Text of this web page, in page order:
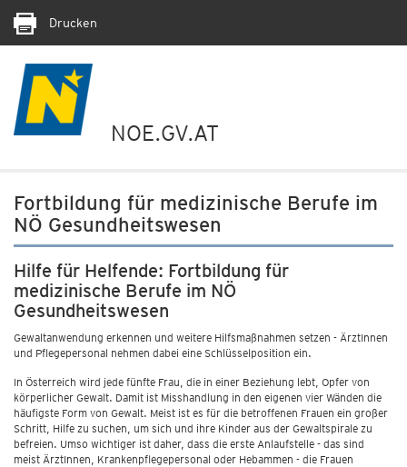
Drucken
NOE.GV.AT
Fortbildung für medizinische Berufe im
NÖ Gesundheitswesen
Hilfe für Helfende: Fortbildung für
medizinische Berufe im NÖ
Gesundheitswesen
Gewaltanwendung erkennen und weitere Hilfsmaßnahmen setzen - ÄrztInnen
und Pflegepersonal nehmen dabei eine Schlüsselposition ein.
In Österreich wird jede fünfte Frau, die in einer Beziehung lebt, Opfer von
körperlicher Gewalt. Damit ist Misshandlung in den eigenen vier Wänden die
häufigste Form von Gewalt. Meist ist es für die betroffenen Frauen ein großer
Schritt, Hilfe zu suchen, um sich und ihre Kinder aus der Gewaltspirale zu
befreien. Umso wichtiger ist daher, dass die erste Anlaufstelle - das sind
meist ÄrztInnen, Krankenpflegepersonal oder Hebammen - die Frauen